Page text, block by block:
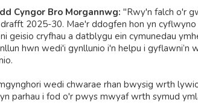
Cyngor Bro Morgannwg: "Rwy'n falch o'r
2025-30. Mae'r ddogfen hon yn
cryfhau a datblygu ein cymunedau
hwn wedi'i gynllunio i'n helpu i gyflawni’n
wedi chwarae rhan bwysig wrth
parhau i fod o'r pwys mwyaf wrth symud